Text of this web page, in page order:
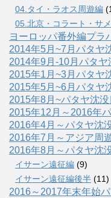
04.タイ・ラオス周遊編
05.北京・コラート・サ
ヨーロッパ番外編プラ
2014年5月~7月パタヤ
2014年9月-10月パタヤ
2015年1月~3月パタヤ
2015年5月~6月パタヤ
2015年8月~パタヤ沈
2015年12月～2016年
2016年4月～パタヤ沈
2016年7月～アジア周
2016年8月～パタヤ沈
イサーン遠征編 (9)
イサーン遠征編後半 (11)
2016～2017年末年始